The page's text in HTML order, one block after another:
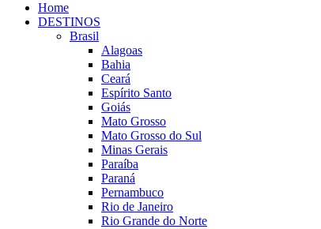
Home
DESTINOS
Brasil
Alagoas
Bahia
Ceará
Espírito Santo
Goiás
Mato Grosso
Mato Grosso do Sul
Minas Gerais
Paraíba
Paraná
Pernambuco
Rio de Janeiro
Rio Grande do Norte